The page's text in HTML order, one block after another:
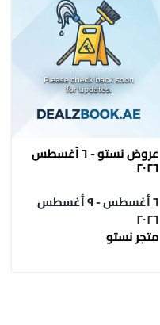
عروض نستو - ٦ أغسطس
٢٠٢٦
٦ أغسطس - ٩ أغسطس
٢٠٢٦
متجر نستو